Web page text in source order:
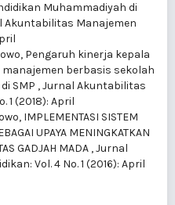
Muhammadiyah di
Akuntabilitas Manajemen
Pengaruh kinerja kepala
berbasis sekolah
SMP ,Jurnal Akuntabilitas
1 (2018): April
IMPLEMENTASI SISTEM
UPAYA MENINGKATKAN
GADJAH MADA ,Jurnal
Vol. 4 No. 1 (2016): April